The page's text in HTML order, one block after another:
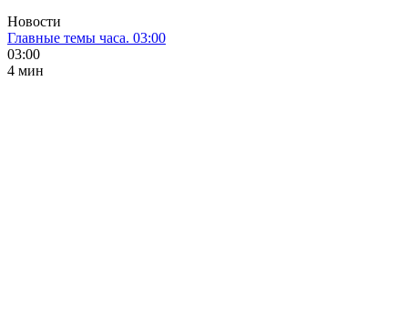
Новости
Главные темы часа. 03:00
03:00
4 мин